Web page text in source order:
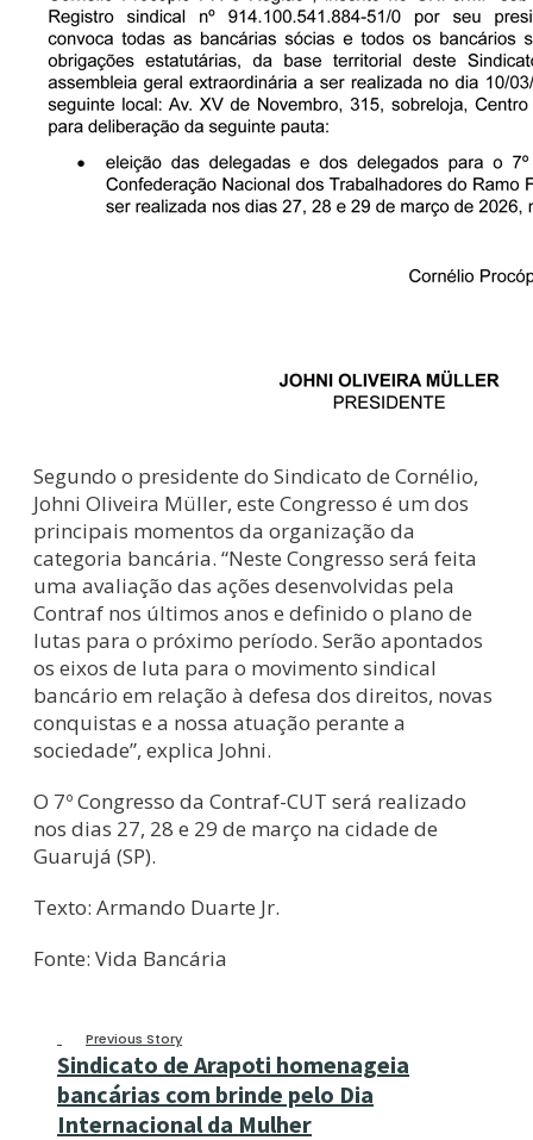
Segundo o presidente do Sindicato de Cornélio,
Johni Oliveira Müller, este Congresso é um dos
principais momentos da organização da
categoria bancária. “Neste Congresso será feita
uma avaliação das ações desenvolvidas pela
Contraf nos últimos anos e definido o plano de
lutas para o próximo período. Serão apontados
os eixos de luta para o movimento sindical
bancário em relação à defesa dos direitos, novas
conquistas e a nossa atuação perante a
sociedade”, explica Johni.
O 7º Congresso da Contraf-CUT será realizado
nos dias 27, 28 e 29 de março na cidade de
Guarujá (SP).
Texto: Armando Duarte Jr.
Fonte: Vida Bancária
Previous Story
Sindicato de Arapoti homenageia
bancárias com brinde pelo Dia
Internacional da Mulher